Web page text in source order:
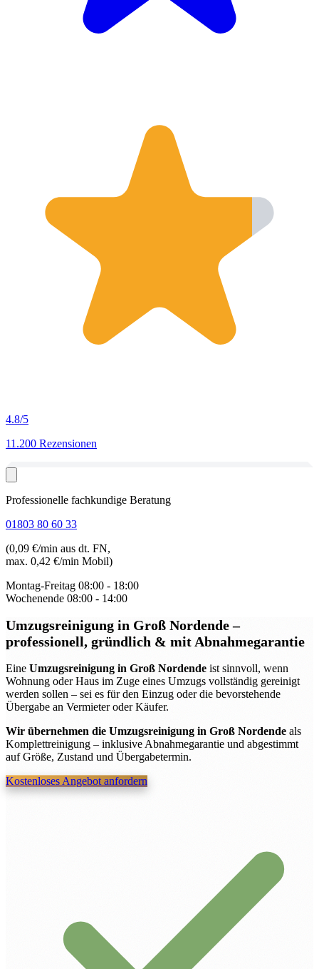
4.8/5
11.200 Rezensionen
Professionelle fachkundige Beratung
01803 80 60 33
(0,09 €/min aus dt. FN,
max. 0,42 €/min Mobil)
Montag-Freitag 08:00 - 18:00
Wochenende 08:00 - 14:00
Umzugsreinigung in Groß Nordende–
professionell, gründlich & mit Abnahmegarantie
Eine Umzugsreinigung in Groß Nordende ist sinnvoll, wenn
Wohnung oder Haus im Zuge eines Umzugs vollständig gereinigt
werden sollen – sei es für den Einzug oder die bevorstehende
Übergabe an Vermieter oder Käufer.
Wir übernehmen die Umzugsreinigung in Groß Nordende als
Komplettreinigung – inklusive Abnahmegarantie und abgestimmt
auf Größe, Zustand und Übergabetermin.
Kostenloses Angebot anfordern